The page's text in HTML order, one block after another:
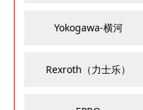
Yokogawa-横河
Rexroth（力士乐）